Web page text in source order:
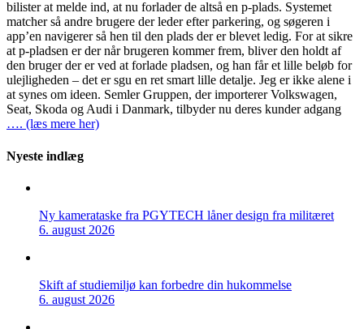
bilister at melde ind, at nu forlader de altså en p-plads. Systemet
matcher så andre brugere der leder efter parkering, og søgeren i
app’en navigerer så hen til den plads der er blevet ledig. For at sikre
at p-pladsen er der når brugeren kommer frem, bliver den holdt af
den bruger der er ved at forlade pladsen, og han får et lille beløb for
ulejligheden – det er sgu en ret smart lille detalje. Jeg er ikke alene i
at synes om ideen. Semler Gruppen, der importerer Volkswagen,
Seat, Skoda og Audi i Danmark, tilbyder nu deres kunder adgang
…. (læs mere her)
Nyeste indlæg
Ny kamerataske fra PGYTECH låner design fra militæret
6. august 2026
Skift af studiemiljø kan forbedre din hukommelse
6. august 2026